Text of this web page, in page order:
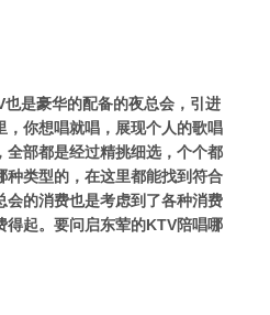
是豪华的配备的夜总会，引进
，你想唱就唱，展现个人的歌唱
部都是经过精挑细选，个个都
类型的，在这里都能找到符合
会的消费也是考虑到了各种消费
得起。要问启东荤的KTV陪唱哪